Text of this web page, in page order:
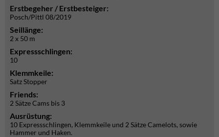
Erstbegeher / Erstbesteiger:
Posch/Pittl 08/2019
Seillänge:
2 x 50 m
Expressschlingen:
10
Klemmkeile:
Satz Stopper
Friends:
2 Sätze Cams bis 3
Ausrüstung:
10 Expressschlingen, Klemmkeile und 2 Sätze Camelots, sowie
Hammer und Haken.